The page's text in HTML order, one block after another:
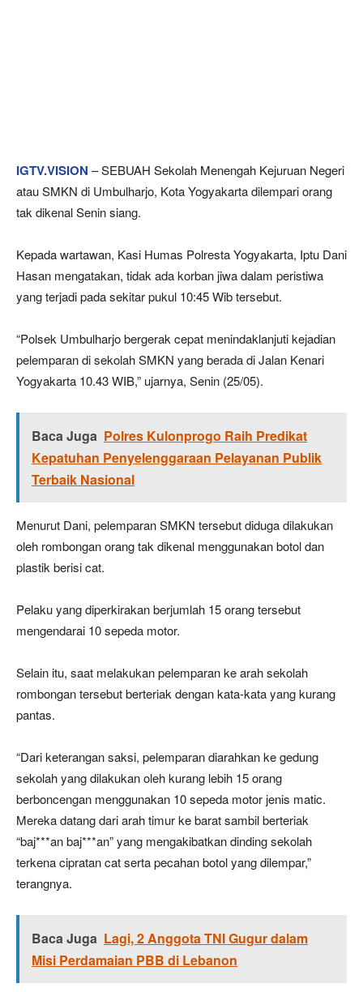
IGTV.VISION – SEBUAH Sekolah Menengah Kejuruan Negeri
atau SMKN di Umbulharjo, Kota Yogyakarta dilempari orang
tak dikenal Senin siang.
Kepada wartawan, Kasi Humas Polresta Yogyakarta, Iptu Dani
Hasan mengatakan, tidak ada korban jiwa dalam peristiwa
yang terjadi pada sekitar pukul 10:45 Wib tersebut.
“Polsek Umbulharjo bergerak cepat menindaklanjuti kejadian
pelemparan di sekolah SMKN yang berada di Jalan Kenari
Yogyakarta 10.43 WIB,” ujarnya, Senin (25/05).
Baca Juga Polres Kulonprogo Raih Predikat
Kepatuhan Penyelenggaraan Pelayanan Publik
Terbaik Nasional
Menurut Dani, pelemparan SMKN tersebut diduga dilakukan
oleh rombongan orang tak dikenal menggunakan botol dan
plastik berisi cat.
Pelaku yang diperkirakan berjumlah 15 orang tersebut
mengendarai 10 sepeda motor.
Selain itu, saat melakukan pelemparan ke arah sekolah
rombongan tersebut berteriak dengan kata-kata yang kurang
pantas.
“Dari keterangan saksi, pelemparan diarahkan ke gedung
sekolah yang dilakukan oleh kurang lebih 15 orang
berboncengan menggunakan 10 sepeda motor jenis matic.
Mereka datang dari arah timur ke barat sambil berteriak
“baj***an baj***an” yang mengakibatkan dinding sekolah
terkena cipratan cat serta pecahan botol yang dilempar,”
terangnya.
Baca Juga Lagi, 2 Anggota TNI Gugur dalam
Misi Perdamaian PBB di Lebanon